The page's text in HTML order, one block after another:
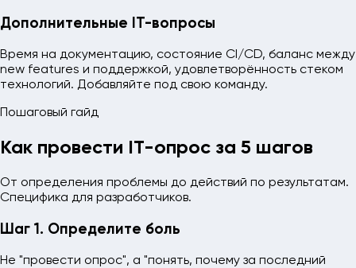
Дополнительные IT-вопросы
Время на документацию, состояние CI/CD, баланс между
new features и поддержкой, удовлетворённость стеком
технологий. Добавляйте под свою команду.
Пошаговый гайд
Как провести IT-опрос за 5 шагов
От определения проблемы до действий по результатам.
Специфика для разработчиков.
Шаг 1. Определите боль
Не "провести опрос", а "понять, почему за последний